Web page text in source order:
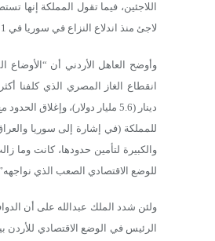
لاجئ منذ اندلاع النزاع في سوريا في 2011،.
وأوضح العاهل الأردني أن “الأوضاع
انقطاع الغاز المصري الذي كلفنا
دينار (5.6 مليار دولار)، وإغلاق
للمملكة (في إشارة إلى سوريا
والكبيرة لتأمين حدودها، كانت وما
للوضع الاقتصادي الصعب الذي
ولئن شدد الملك عبدالله على أن
الرئيس في الوضع الاقتصادي للأردن